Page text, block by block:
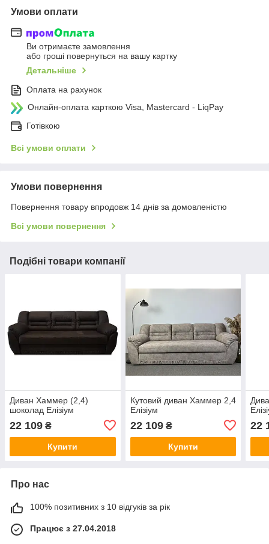
Умови оплати
Ви отримаєте замовлення
або гроші повернуться на вашу картку
Детальніше
Оплата на рахунок
Онлайн-оплата карткою Visa, Mastercard - LiqPay
Готівкою
Всі умови оплати
Умови повернення
Повернення товару впродовж 14 днів за домовленістю
Всі умови повернення
Подібні товари компанії
Диван Хаммер (2,4)
шоколад Елізіум
22 109 ₴
Купити
Кутовий диван Хаммер 2,4
Елізіум
22 109₴
Купити
22
Про нас
100% позитивних з 10 відгуків за рік
Працює з 27.04.2018